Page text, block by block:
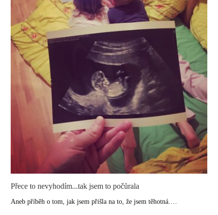
Přece to nevyhodím...tak jsem to počůrala
Aneb příběh o tom, jak jsem přišla na to, že jsem těhotná.…